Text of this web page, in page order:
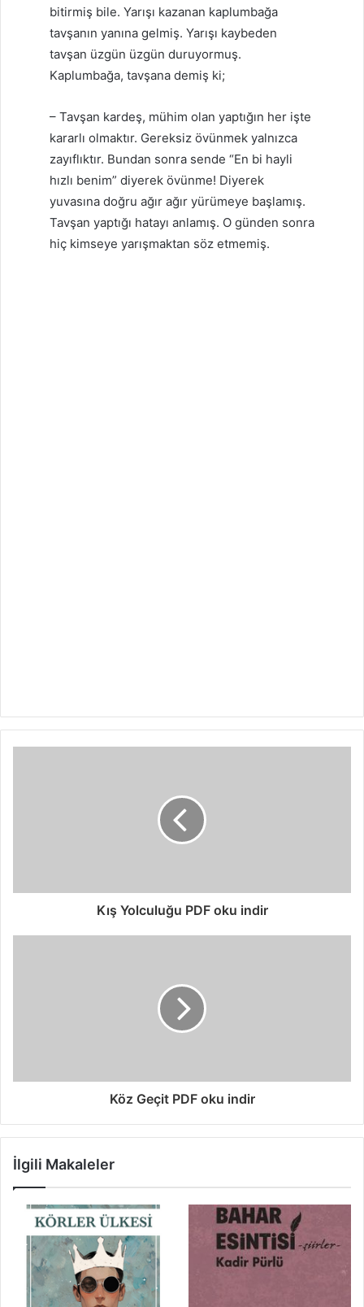
bitirmiş bile. Yarışı kazanan kaplumbağa
tavşanın yanına gelmiş. Yarışı kaybeden
tavşan üzgün üzgün duruyormuş.
Kaplumbağa, tavşana demiş ki;
– Tavşan kardeş, mühim olan yaptığın her işte
kararlı olmaktır. Gereksiz övünmek yalnızca
zayıflıktır. Bundan sonra sende “En bi hayli
hızlı benim” diyerek övünme! Diyerek
yuvasına doğru ağır ağır yürümeye başlamış.
Tavşan yaptığı hatayı anlamış. O günden sonra
hiç kimseye yarışmaktan söz etmemiş.
Kış Yolculuğu PDF oku indir
Köz Geçit PDF oku indir
İlgili Makaleler